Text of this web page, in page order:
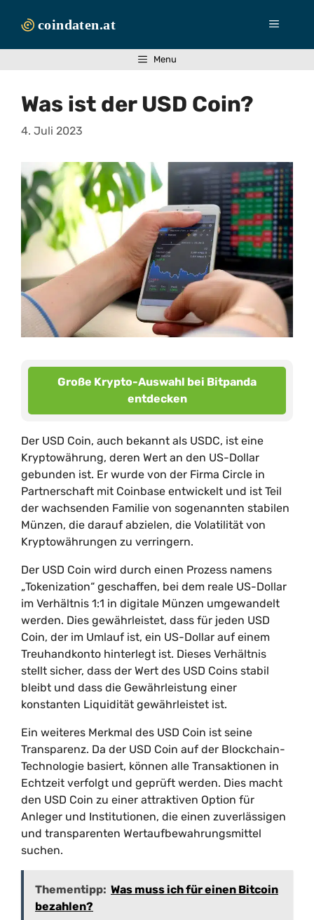
Inhalt
Menü
Menu
Was ist der USD Coin?
4. Juli 2023
Große Krypto-Auswahl bei Bitpanda
entdecken
Der USD Coin, auch bekannt als USDC, ist eine
Kryptowährung, deren Wert an den US-Dollar
gebunden ist. Er wurde von der Firma Circle in
Partnerschaft mit Coinbase entwickelt und ist Teil
der wachsenden Familie von sogenannten stabilen
Münzen, die darauf abzielen, die Volatilität von
Kryptowährungen zu verringern.
Der USD Coin wird durch einen Prozess namens
„Tokenization“ geschaffen, bei dem reale US-Dollar
im Verhältnis 1:1 in digitale Münzen umgewandelt
werden. Dies gewährleistet, dass für jeden USD
Coin, der im Umlauf ist, ein US-Dollar auf einem
Treuhandkonto hinterlegt ist. Dieses Verhältnis
stellt sicher, dass der Wert des USD Coins stabil
bleibt und dass die Gewährleistung einer
konstanten Liquidität gewährleistet ist.
Ein weiteres Merkmal des USD Coin ist seine
Transparenz. Da der USD Coin auf der Blockchain-
Technologie basiert, können alle Transaktionen in
Echtzeit verfolgt und geprüft werden. Dies macht
den USD Coin zu einer attraktiven Option für
Anleger und Institutionen, die einen zuverlässigen
und transparenten Wertaufbewahrungsmittel
suchen.
Thementipp: Was muss ich für einen Bitcoin
bezahlen?